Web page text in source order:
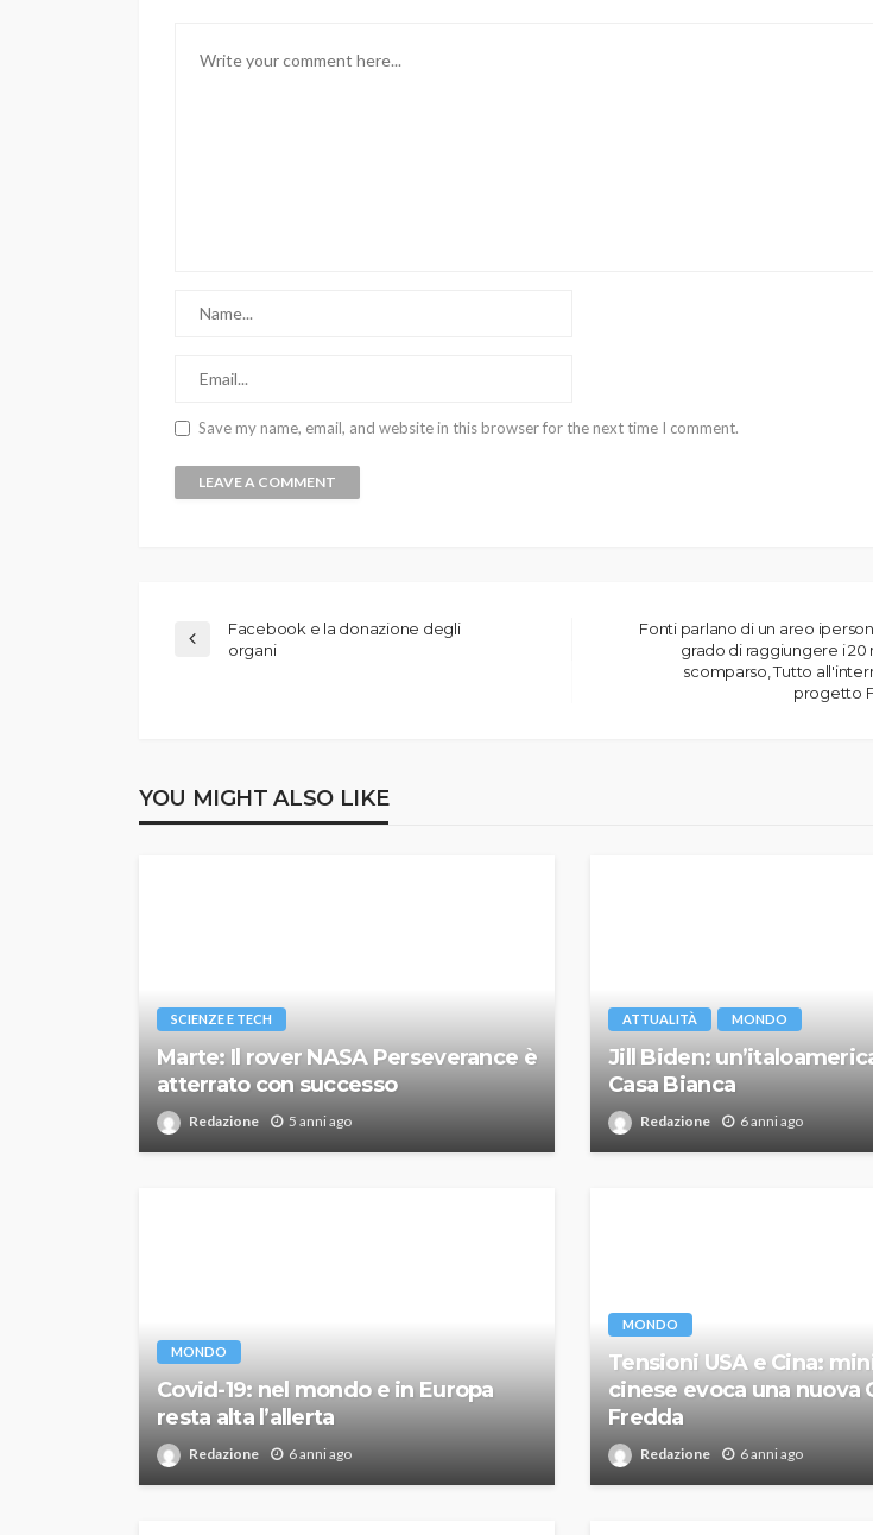
Save my name, email, and website in this browser for the next time I comment.
Facebook e la donazione degli
organi
Fonti parlano di un areo
grado di raggiungere i 20
scomparso, Tutto
progetto
YOU MIGHT ALSO LIKE
SCIENZE E TECH
Marte: Il rover NASA Perseverance è
atterrato con successo
Redazione 5 anni ago
ATTUALITÀ MONDO
Jill Biden:
Casa Bianca
Redazione 6 anni ago
MONDO
Covid-19: nel mondo e in Europa
resta alta l’allerta
Redazione 6 anni ago
MONDO
Tensioni USA e Cina:
cinese evoca una nuova
Fredda
Redazione 6 anni ago